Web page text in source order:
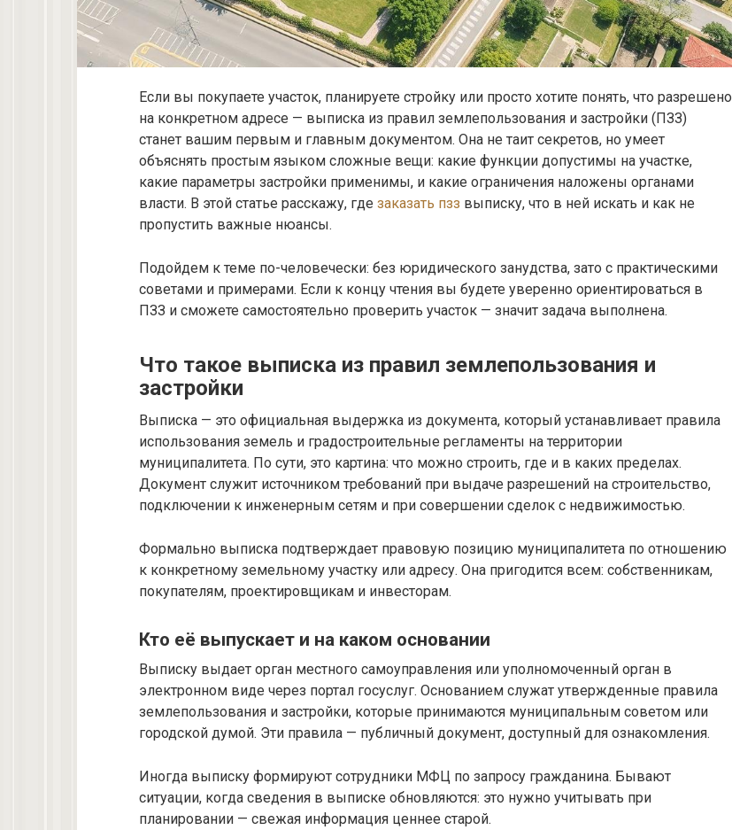
Если вы покупаете участок, планируете стройку или просто хотите понять, что разрешено
на конкретном адресе — выписка из правил землепользования и застройки (ПЗЗ)
станет вашим первым и главным документом. Она не таит секретов, но умеет
объяснять простым языком сложные вещи: какие функции допустимы на участке,
какие параметры застройки применимы, и какие ограничения наложены органами
власти. В этой статье расскажу, где заказать пзз выписку, что в ней искать и как не
пропустить важные нюансы.
Подойдем к теме по-человечески: без юридического занудства, зато с практическими
советами и примерами. Если к концу чтения вы будете уверенно ориентироваться в
ПЗЗ и сможете самостоятельно проверить участок — значит задача выполнена.
Что такое выписка из правил землепользования и
застройки
Выписка — это официальная выдержка из документа, который устанавливает правила
использования земель и градостроительные регламенты на территории
муниципалитета. По сути, это картина: что можно строить, где и в каких пределах.
Документ служит источником требований при выдаче разрешений на строительство,
подключении к инженерным сетям и при совершении сделок с недвижимостью.
Формально выписка подтверждает правовую позицию муниципалитета по отношению
к конкретному земельному участку или адресу. Она пригодится всем: собственникам,
покупателям, проектировщикам и инвесторам.
Кто её выпускает и на каком основании
Выписку выдает орган местного самоуправления или уполномоченный орган в
электронном виде через портал госуслуг. Основанием служат утвержденные правила
землепользования и застройки, которые принимаются муниципальным советом или
городской думой. Эти правила — публичный документ, доступный для ознакомления.
Иногда выписку формируют сотрудники МФЦ по запросу гражданина. Бывают
ситуации, когда сведения в выписке обновляются: это нужно учитывать при
планировании — свежая информация ценнее старой.